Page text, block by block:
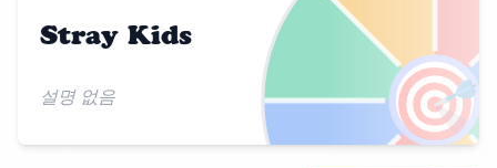
🎯
Stray Kids
설명 없음